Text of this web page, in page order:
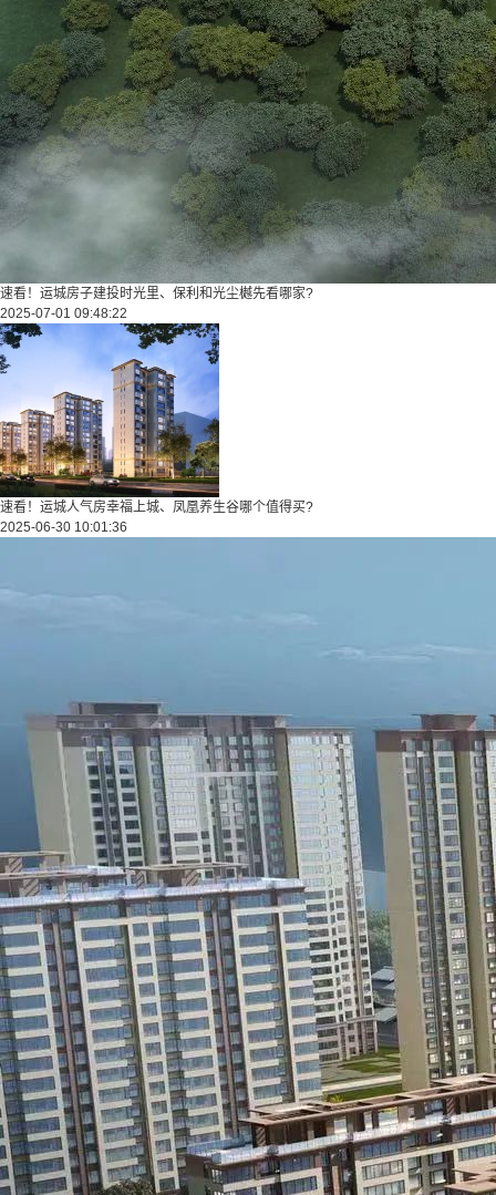
速看！运城房子建投时光里、保利和光尘樾先看哪家?
2025-07-01 09:48:22
速看！运城人气房幸福上城、凤凰养生谷哪个值得买?
2025-06-30 10:01:36